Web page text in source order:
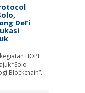
DeFi
HOPE
“Solo
Blockchain”.